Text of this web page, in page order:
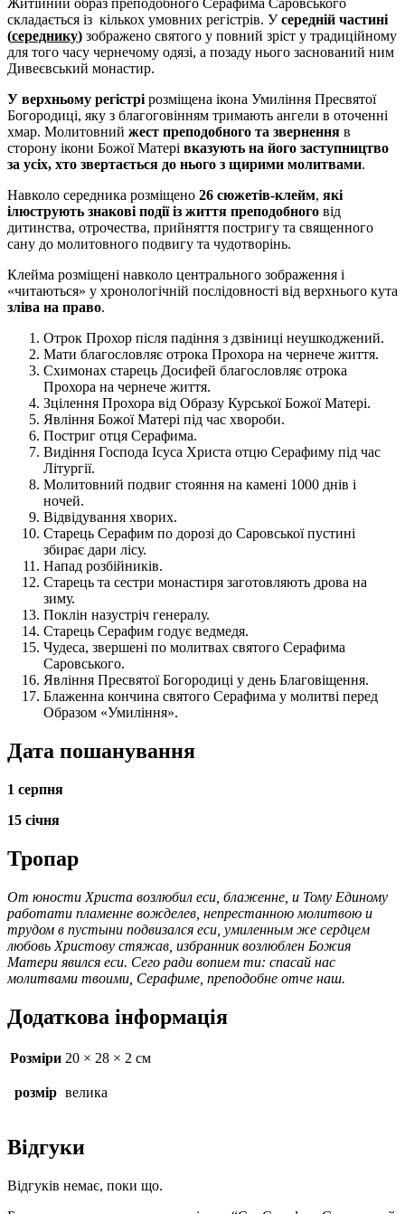
Житійний образ преподобного Серафима Саровського
складається із кількох умовних регістрів. Усередній частині
(середнику) зображено святого у повний зріст у традиційному
для того часу чернечому одязі, а позаду нього заснований ним
Дивеєвський монастир.
У верхньому регістрі розміщена ікона Умиління Пресвятої
Богородиці, яку з благоговінням тримають ангели в оточенні
хмар. Молитовний жест преподобного та звернення в
сторону ікони Божої Матері вказують на його заступництво
за усіх, хто звертається до нього з щирими молитвами.
Навколо середника розміщено 26 сюжетів-клейм, які
ілюструють знакові події із життя преподобного від
дитинства, отрочества, прийняття постригу та священного
сану до молитовного подвигу та чудотворінь.
Клейма розміщені навколо центрального зображення і
«читаються» у хронологічній послідовності від верхнього кута
зліва на право.
Отрок Прохор після падіння з дзвіниці неушкоджений.
Мати благословляє отрока Прохора на чернече життя.
Схимонах старець Досифей благословляє отрока
Прохора на чернече життя.
Зцілення Прохора від Образу Курської Божої Матері.
Явління Божої Матері під час хвороби.
Постриг отця Серафима.
Видіння Господа Ісуса Христа отцю Серафиму під час
Літургії.
Молитовний подвиг стояння на камені 1000 днів і
ночей.
Відвідування хворих.
Старець Серафим по дорозі до Саровської пустині
збирає дари лісу.
Напад розбійників.
Старець та сестри монастиря заготовляють дрова на
зиму.
Поклін назустріч генералу.
Старець Серафим годує ведмедя.
Чудеса, звершені по молитвах святого Серафима
Саровського.
Явління Пресвятої Богородиці у день Благовіщення.
Блаженна кончина святого Серафима у молитві перед
Образом «Умиління».
Дата пошанування
1 серпня
15 січня
Тропар
От юности Христа возлюбил еси, блаженне, и Тому Единому
работати пламенне вожделев, непрестанною молитвою и
трудом в пустыни подвизался еси, умиленным же сердцем
любовь Христову стяжав, избранник возлюблен Божия
Матери явился еси. Сего ради вопием ти: спасай нас
молитвами твоими, Серафиме, преподобне отче наш.
Додаткова інформація
Розміри 20 × 28 × 2 см
розмір велика
Відгуки
Відгуків немає, поки що.